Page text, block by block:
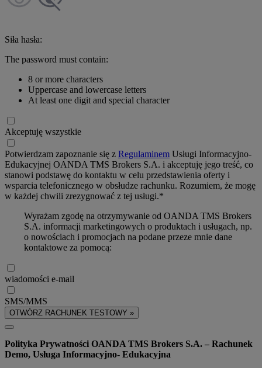
Siła hasła:
The password must contain:
8 or more characters
Uppercase and lowercase letters
At least one digit and special character
Akceptuję wszystkie
Potwierdzam zapoznanie się z Regulaminem Usługi Informacyjno-
Edukacyjnej OANDA TMS Brokers S.A. i akceptuję jego treść, co
stanowi podstawę do kontaktu w celu przedstawienia oferty i
wsparcia telefonicznego w obsłudze rachunku. Rozumiem, że mogę
w każdej chwili zrezygnować z tej usługi.*
Wyrażam zgodę na otrzymywanie od OANDA TMS Brokers
S.A. informacji marketingowych o produktach i usługach, np.
o nowościach i promocjach na podane przeze mnie dane
kontaktowe za pomocą:
wiadomości e-mail
SMS/MMS
OTWÓRZ RACHUNEK TESTOWY »
Polityka Prywatności OANDA TMS Brokers S.A. – Rachunek
Demo, Usługa Informacyjno- Edukacyjna